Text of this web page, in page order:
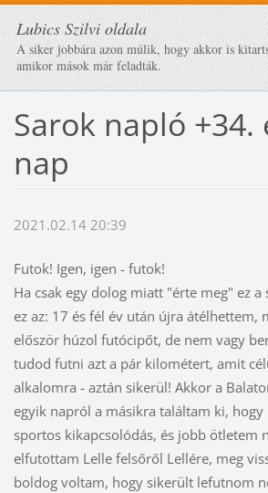
Lubics Szilvi oldala
A siker jobbára azon múlik, hogy akkor is
amikor mások már feladták.
Sarok napló +34.
nap
2021.02.14 20:39
Futok! Igen, igen - futok!
Ha csak egy dolog miatt "érte meg" ez
ez az: 17 és fél év után újra átélhettem,
először húzol futócipőt, de nem vagy
tudod futni azt a pár kilométert, amit
alkalomra - aztán sikerül! Akkor a
egyik napról a másikra találtam ki,
sportos kikapcsolódás, és jobb ötletem
elfutottam Lelle felsőről Lellére, meg
boldog voltam, hogy sikerült lefutnom